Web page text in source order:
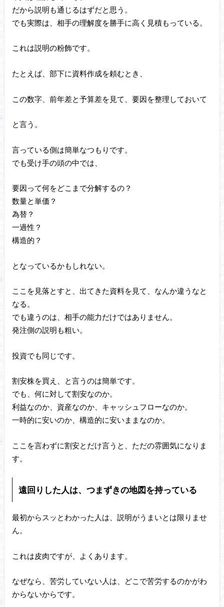
だから説明も通じるはずだと思う。
でも実際は、相手の理解度を勝手に高く見積もっている。
これは説明の粉飾です。
たとえば、部下に資料作成を頼むとき、
この数字、前年差と予算差を見て、要因を整理しておいて
と言う。
言っている側は簡単なつもりです。
でも受け手の頭の中では、
要因って何をどこまで分解するの？
数量と単価？
為替？
一過性？
構造的？
となっているかもしれない。
ここを見落とすと、出てきた資料を見て、なんか違うなと
なる。
でも違うのは、相手の能力だけではありません。
発注側の説明も粗い。
投資でも同じです。
割安株を買え、と言うのは簡単です。
でも、何に対して割安なのか。
利益なのか、資産なのか、キャッシュフローなのか。
一時的に安いのか、構造的に安いままなのか。
ここを言わずに割安とだけ言うと、ただの雰囲気になりま
す。
遠回りした人は、つまずきの地図を持っている
最初からスッとわかった人は、説明がうまいとは限りませ
ん。
これは皮肉ですが、よくあります。
なぜなら、苦労していない人は、どこで苦労するのかがわ
からないからです。